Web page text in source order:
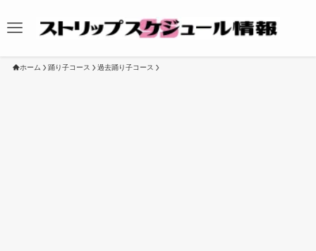
ホーム 踊り子コース 過去踊り子コース